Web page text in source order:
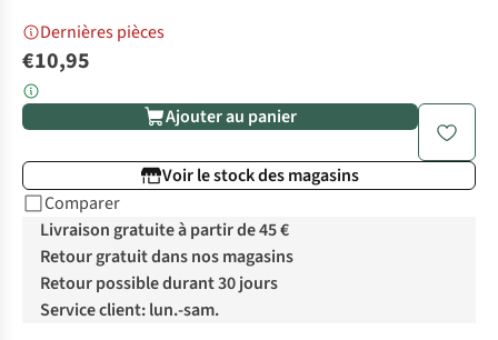
Dernières pièces
€10,95
Ajouter au panier
Voir le stock des magasins
Comparer
Livraison gratuite à partir de 45 €
Retour gratuit dans nos magasins
Retour possible durant 30 jours
Service client: lun.-sam.